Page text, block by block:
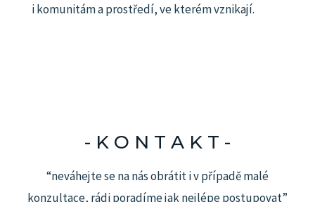
i komunitám a prostředí, ve kterém vznikají.
- K O N T A K T -​
“neváhejte se na nás obrátit i v případě malé
konzultace, rádi poradíme jak nejlépe postupovat”